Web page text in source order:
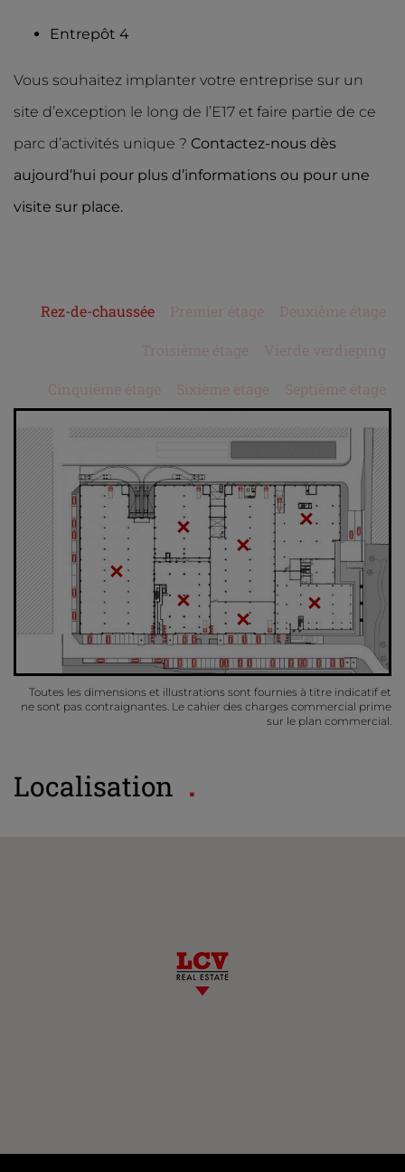
Entrepôt 4
Vous souhaitez implanter votre entreprise sur un
site d’exception le long de l’E17 et faire partie de ce
parc d’activités unique ? Contactez-nous dès
aujourd’hui pour plus d’informations ou pour une
visite sur place.
Rez-de-chaussée
Toutes les dimensions et illustrations sont fournies à titre indicatif et
ne sont pas contraignantes. Le cahier des charges commercial prime
sur le plan commercial.
Localisation